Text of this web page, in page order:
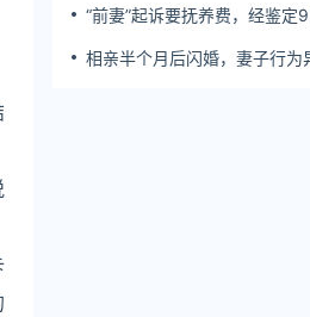
“前妻”起诉要抚养费，经鉴定
相亲半个月后闪婚，妻子行为